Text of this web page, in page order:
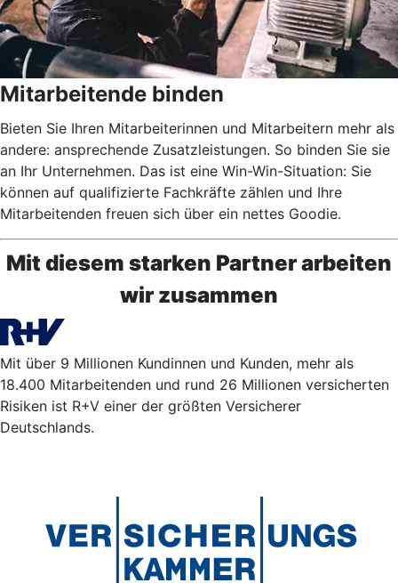
Mitarbeitende binden
Bieten Sie Ihren Mitarbeiterinnen und Mitarbeitern mehr als
andere: ansprechende Zusatzleistungen. So binden Sie sie
an Ihr Unternehmen. Das ist eine Win-Win-Situation: Sie
können auf qualifizierte Fachkräfte zählen und Ihre
Mitarbeitenden freuen sich über ein nettes Goodie.
Mit diesem starken Partner arbeiten
wir zusammen
Mit über 9 Millionen Kundinnen und Kunden, mehr als
18.400 Mitarbeitenden und rund 26 Millionen versicherten
Risiken ist R+V einer der größten Versicherer
Deutschlands.